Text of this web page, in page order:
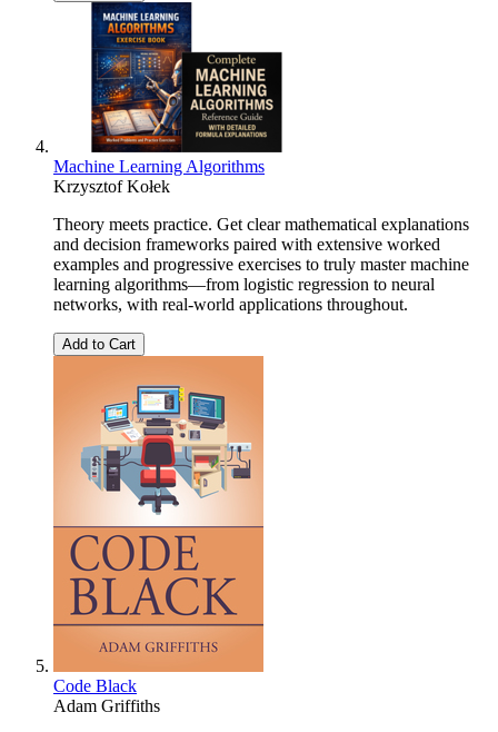
Machine Learning Algorithms
Krzysztof Kołek
Theory meets practice. Get clear mathematical explanations
and decision frameworks paired with extensive worked
examples and progressive exercises to truly master machine
learning algorithms—from logistic regression to neural
networks, with real-world applications throughout.
Add to Cart
Code Black
Adam Griffiths